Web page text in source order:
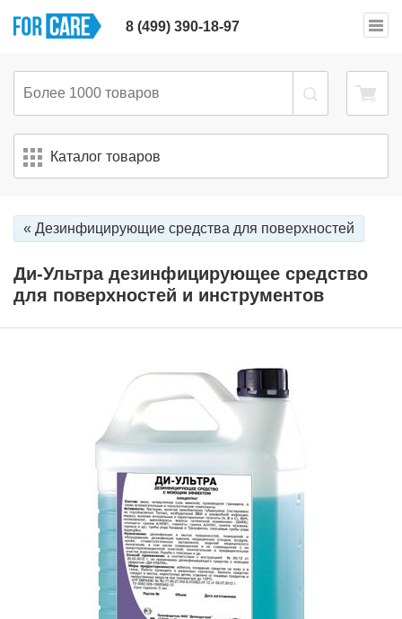
8 (499) 390-18-97
Каталог товаров
« Дезинфицирующие средства для поверхностей
Ди-Ультра дезинфицирующее средство
для поверхностей и инструментов